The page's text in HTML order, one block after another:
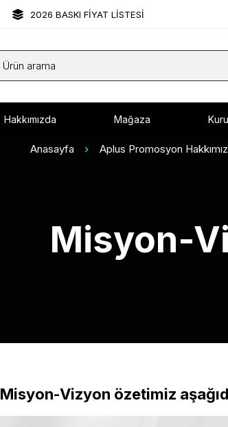
2026 BASKI FİYAT LİSTESİ
Hakkımızda Mağaza
Anasayfa Aplus Promosyon
Misyon-
Misyon-Vizyon özetimiz